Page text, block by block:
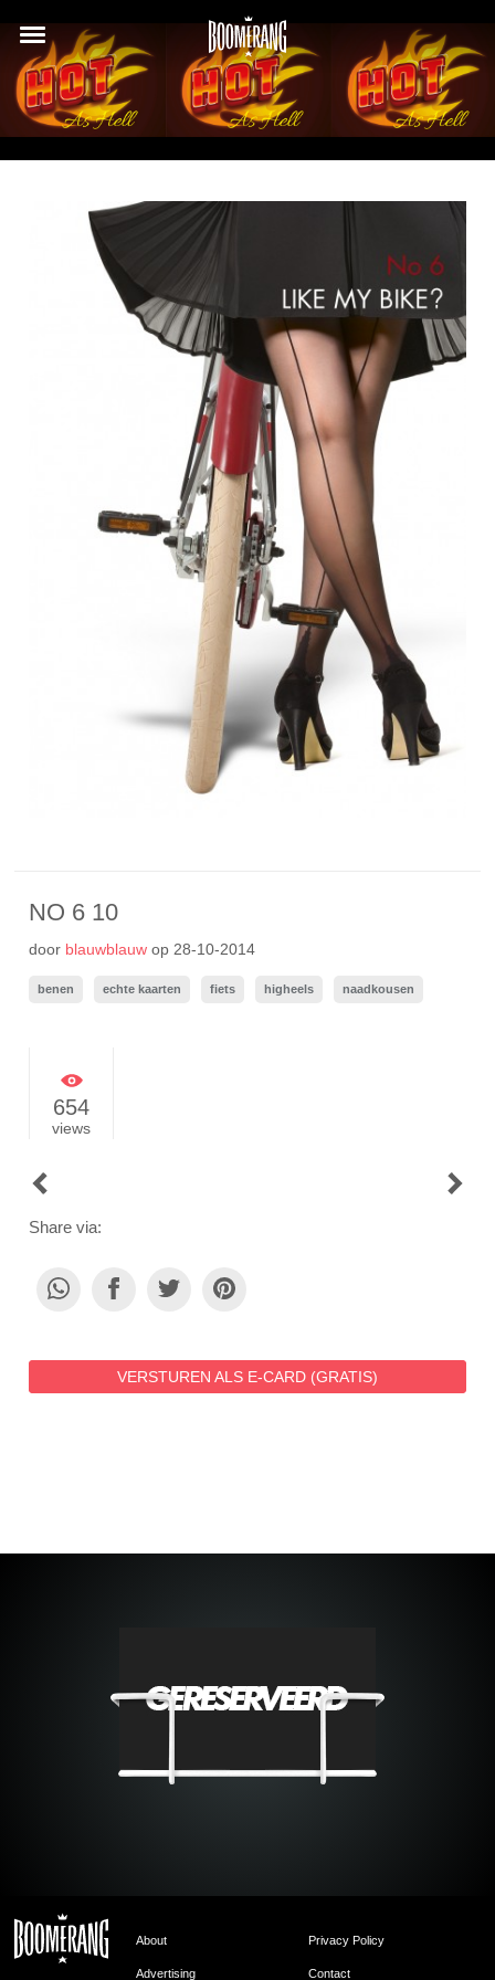
NO 6 10
door blauwblauw op 28-10-2014
benen echte kaarten fiets higheels naadkousen
654
views
POST
Share via:
VERSTUREN ALS E-CARD (GRATIS)
About Privacy Policy
Advertising Contact